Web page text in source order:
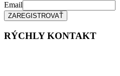
Email
RÝCHLY KONTAKT